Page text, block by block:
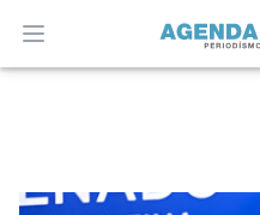
Abrir menú